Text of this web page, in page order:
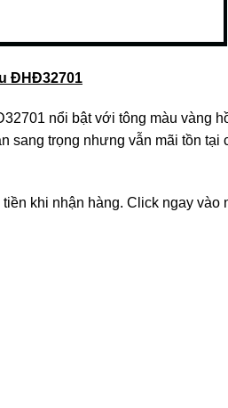
ĐHĐ32701
nổi bật với tông màu vàng
sang trọng nhưng vẫn mãi tồn tại
khi nhận hàng. Click ngay vào